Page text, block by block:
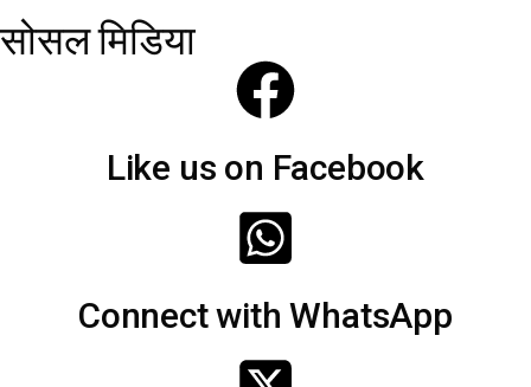
सोसल मिडिया
Like us on Facebook
Connect with WhatsApp